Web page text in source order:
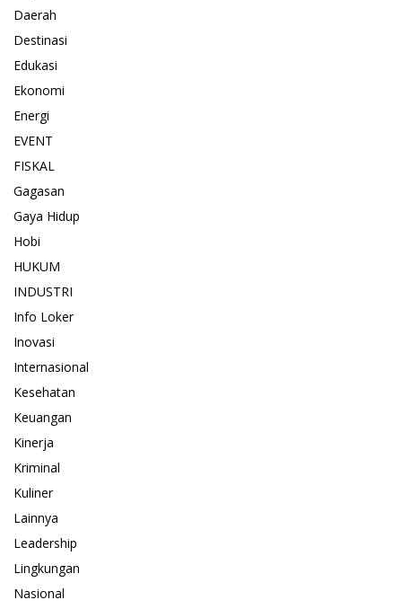
Daerah
Destinasi
Edukasi
Ekonomi
Energi
EVENT
FISKAL
Gagasan
Gaya Hidup
Hobi
HUKUM
INDUSTRI
Info Loker
Inovasi
Internasional
Kesehatan
Keuangan
Kinerja
Kriminal
Kuliner
Lainnya
Leadership
Lingkungan
Nasional